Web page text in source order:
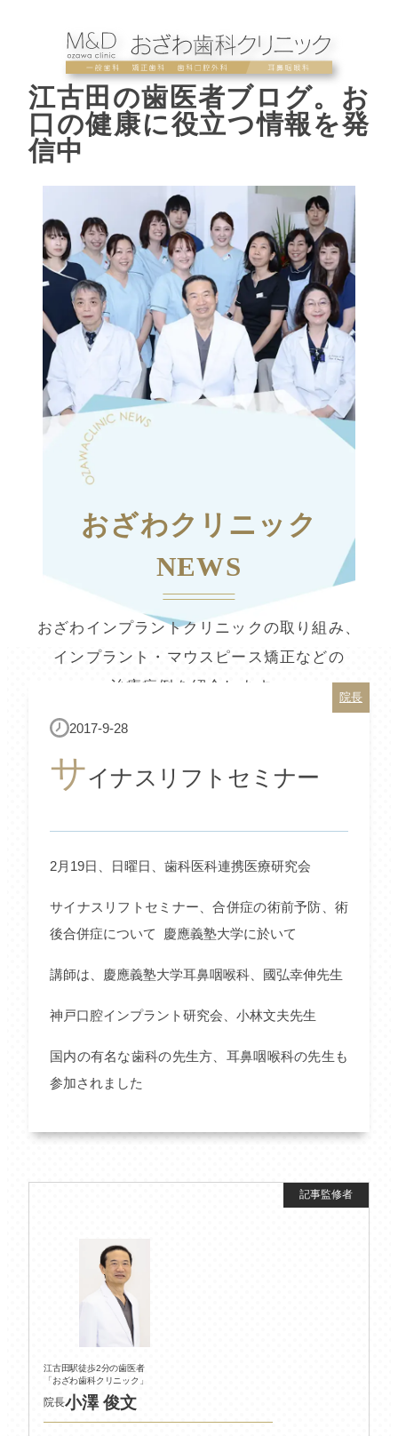
江古田の歯医者ブログ。お
口の健康に役立つ情報を発
信中
おざわクリニック
NEWS
おざわインプラントクリニックの取り組み、
インプラント・マウスピース矯正などの
治療症例を紹介します。
院長
2017-9-28
サイナスリフトセミナー
2月19日、日曜日、歯科医科連携医療研究会
サイナスリフトセミナー、合併症の術前予防、術
後合併症について 慶應義塾大学に於いて
講師は、慶應義塾大学耳鼻咽喉科、國弘幸伸先生
神戸口腔インプラント研究会、小林文夫先生
国内の有名な歯科の先生方、耳鼻咽喉科の先生も
参加されました
江古田駅徒歩2分の歯医者
「おざわ歯科クリニック」
院長小澤 俊文